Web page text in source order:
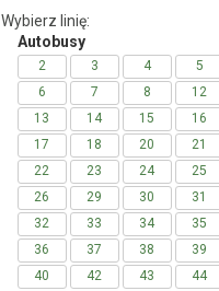
Wybierz linię:
Autobusy
2 3 4
5
6
7 8
12
13
14 15
16
17
18 20
21
22
23 24
25
26
29 30
31
32
33 34
35
36
37 38
39
40
42 43
44